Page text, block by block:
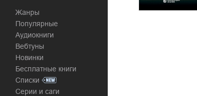
Жанры
Популярные
Аудиокниги
Вебтуны
Новинки
Бесплатные книги
Списки
Серии и саги